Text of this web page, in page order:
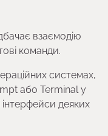
взаємодію
команди.
системах,
або Terminal у
деяких